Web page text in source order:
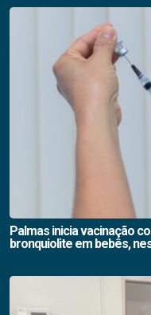
Palmas inicia vacinação
bronquiolite em bebês,